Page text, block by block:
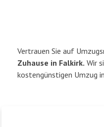
Vertrauen Sie auf
Zuhause in Falkirk. Wir
kostengünstigen Umzug